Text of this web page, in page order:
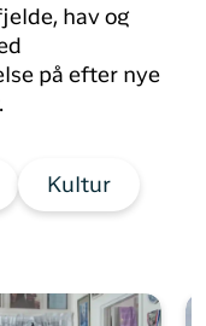
hav og
på efter nye
Kultur